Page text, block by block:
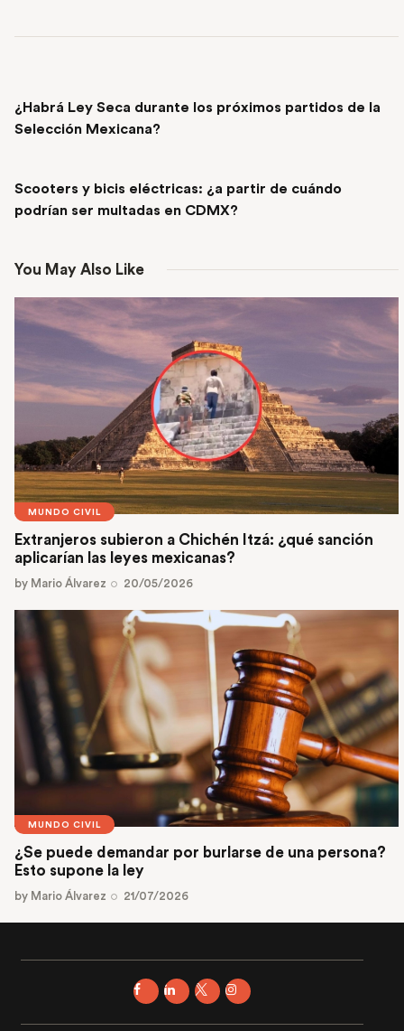
¿Habrá Ley Seca durante los próximos partidos de la
Selección Mexicana?
Scooters y bicis eléctricas: ¿a partir de cuándo
podrían ser multadas en CDMX?
You May Also Like
MUNDO CIVIL
Extranjeros subieron a Chichén Itzá: ¿qué sanción
aplicarían las leyes mexicanas?
by Mario Álvarez 20/05/2026
MUNDO CIVIL
¿Se puede demandar por burlarse de una persona?
Esto supone la ley
by Mario Álvarez 21/07/2026